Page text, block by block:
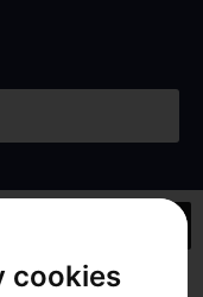
cookies